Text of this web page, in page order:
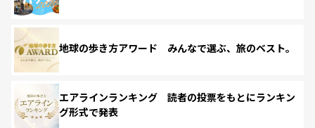
地球の歩き方アワード みんなで選ぶ、旅のベスト。
エアラインランキング 読者の投票をもとにランキン
グ形式で発表